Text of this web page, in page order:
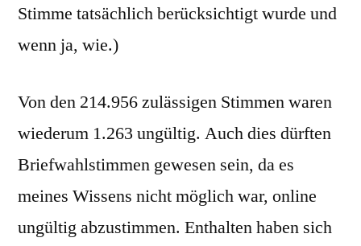
Stimme tatsächlich berücksichtigt wurde und
wenn ja, wie.)
Von den 214.956 zulässigen Stimmen waren
wiederum 1.263 ungültig. Auch dies dürften
Briefwahlstimmen gewesen sein, da es
meines Wissens nicht möglich war, online
ungültig abzustimmen. Enthalten haben sich